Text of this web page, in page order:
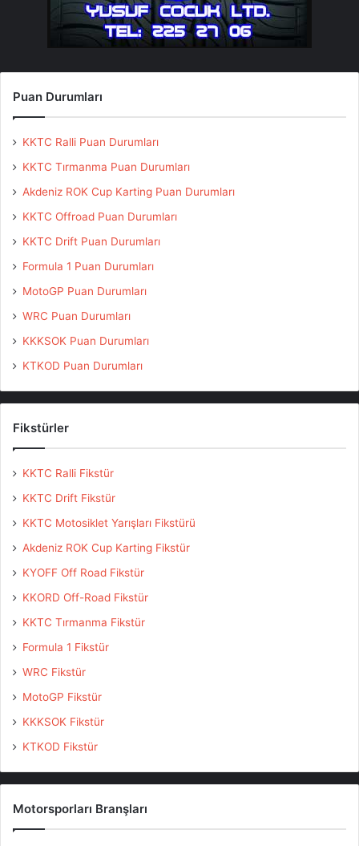
Puan Durumları
KKTC Ralli Puan Durumları
KKTC Tırmanma Puan Durumları
Akdeniz ROK Cup Karting Puan Durumları
KKTC Offroad Puan Durumları
KKTC Drift Puan Durumları
Formula 1 Puan Durumları
MotoGP Puan Durumları
WRC Puan Durumları
KKKSOK Puan Durumları
KTKOD Puan Durumları
Fikstürler
KKTC Ralli Fikstür
KKTC Drift Fikstür
KKTC Motosiklet Yarışları Fikstürü
Akdeniz ROK Cup Karting Fikstür
KYOFF Off Road Fikstür
KKORD Off-Road Fikstür
KKTC Tırmanma Fikstür
Formula 1 Fikstür
WRC Fikstür
MotoGP Fikstür
KKKSOK Fikstür
KTKOD Fikstür
Motorsporları Branşları